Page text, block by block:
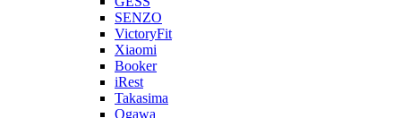
SENZO
VictoryFit
Xiaomi
Booker
iRest
Takasima
Ogawa